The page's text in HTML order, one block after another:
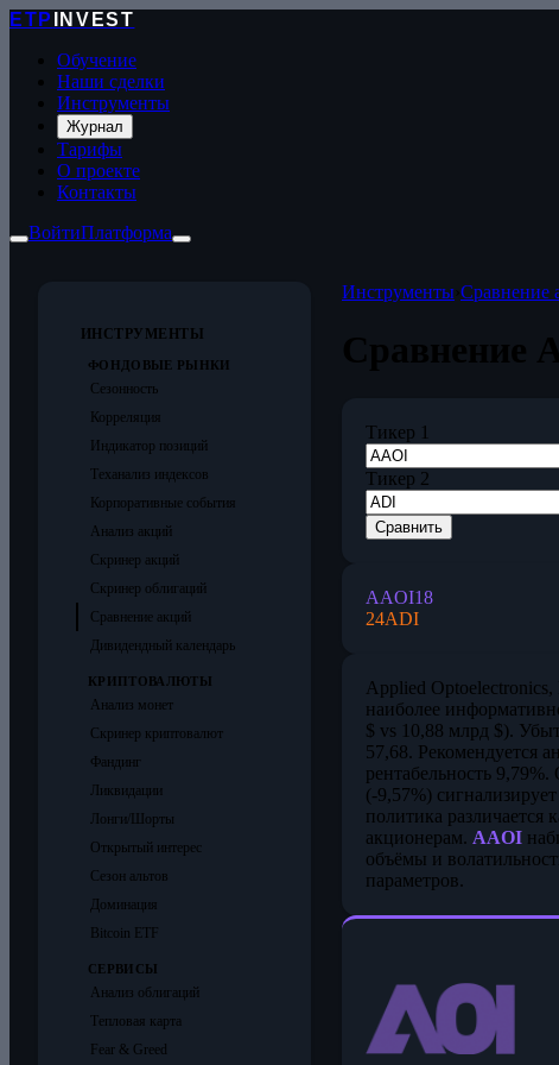
ETP
INVEST
Обучение
Наши сделки
Инструменты
Журнал
Тарифы
О проекте
Контакты
ВойтиПлатформа
ИНСТРУМЕНТЫ
ФОНДОВЫЕ РЫНКИ
Сезонность
Корреляция
Индикатор позиций
Теханализ индексов
Корпоративные события
Анализ акций
Скринер акций
Скринер облигаций
Сравнение акций
Дивидендный календарь
КРИПТОВАЛЮТЫ
Анализ монет
Скринер криптовалют
Фандинг
Ликвидации
Лонги/Шорты
Открытый интерес
Сезон альтов
Доминация
Bitcoin ETF
СЕРВИСЫ
Анализ облигаций
Тепловая карта
Fear & Greed
Инструменты› Сравнение
Тикер 1
Тикер 2
Сравнить
AAOI18
24ADI
Applied Optoelectronics,
наиболее
$ vs 10,88 млрд $).
57,68. Рекомендуется
рентабельность
(-9,57%)
политика различается
акционерам. AAOI
объёмы и
параметров.